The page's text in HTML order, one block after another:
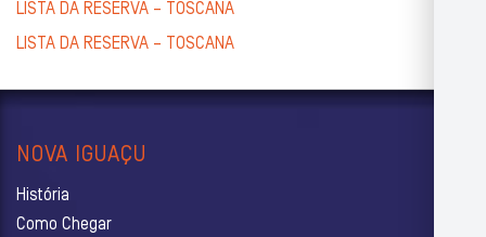
LISTA DA RESERVA – TOSCANA
LISTA DA RESERVA – TOSCANA
NOVA IGUAÇU
História
Como Chegar